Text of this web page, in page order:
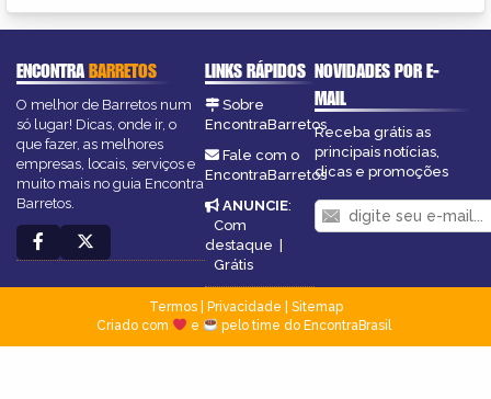
ENCONTRABARRETOS
O melhor de Barretos num
só lugar! Dicas, onde ir, o
que fazer, as melhores
empresas, locais, serviços e
muito mais no guia Encontra
Barretos.
LINKS RÁPIDOS
Sobre
EncontraBarretos
Fale com o
EncontraBarretos
ANUNCIE:
Com
destaque |
Grátis
NOVIDADES POR E-
MAIL
Receba grátis as
principais notícias,
dicas e promoções
Termos| Privacidade
Sitemap
Criado com
e pelo time do EncontraBrasil